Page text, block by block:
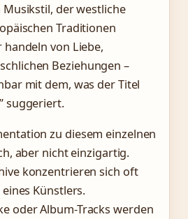
der westliche
Traditionen
von Liebe,
Beziehungen –
mit dem, was der Titel
suggeriert.
zu diesem einzelnen
aber nicht einzigartig.
konzentrieren sich oft
Künstlers.
oder Album-Tracks werden